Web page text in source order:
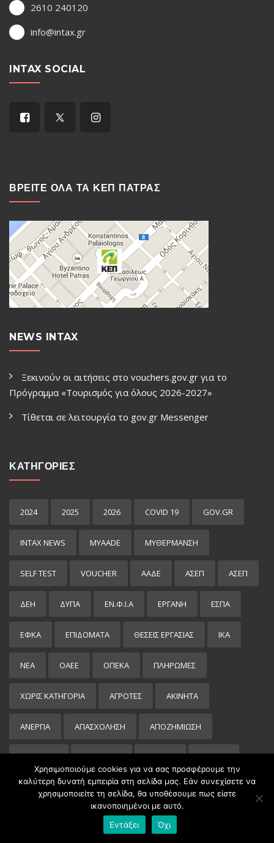
2610 240120
info@intax.gr
INTAX SOCIAL
ΒΡΕΙΤΕ ΟΛΑ ΤΑ ΚΕΠ ΠΑΤΡΑΣ
NEWS INTAX
Ξεκινούν οι αιτήσεις στο vouchers.gov.gr για το
Πρόγραμμα «Τουρισμός για όλους 2026-2027»
Τίθεται σε λειτουργία το gov.gr Μessenger
ΚΑΤΗΓΟΡΙΕΣ
2024 2025 2026 COVID 19 GOV.GR
INTAX NEWS MYAADE MYΘΈΡΜΑΝΣΗ
SELF TEST VOUCHER ΑΑΔΕ ΑΣΕΠ ΑΣΕΠ
ΔΕΗ ΔΥΠΑ ΕΝ.Φ.Ι.Α ΕΡΓΑΝΗ ΕΣΠΑ
ΕΦΚΑ ΕΠΙΔΌΜΑΤΑ ΘΕΣΕΙΣ ΕΡΓΑΣΙΑΣ ΙΚΑ
ΝΕΑ ΟΑΕΕ ΟΠΕΚΑ ΠΛΗΡΩΜΕΣ
ΧΩΡΊΣ ΚΑΤΗΓΟΡΊΑ ΑΓΡΟΤΕΣ ΑΚΙΝΗΤΑ
ΑΝΕΡΓΙΑ ΑΠΑΣΧΟΛΗΣΗ ΑΠΟΖΗΜΙΩΣΗ
ΑΣΦΑΛΙΣΗ ΕΙΣΌΔΗΜΑ ΕΝΟΙΚΙΑ ΕΦΟΡΙΑ
ΚΟΙΝΩΝΙΚΟΣ ΤΟΥΡΙΣΜΟΣ ΟΑΕΔ ΟΧΗΜΑΤΑ
ΠΑΡΑΤΑΣΕΙΣ-ΠΡΟΘΕΣΜΙΕΣ ΠΡΟΚΉΡΥΞΗ
Χρησιμοποιούμε cookies για να σας προσφέρουμε την
καλύτερη δυνατή εμπειρία στη σελίδα μας. Εάν συνεχίσετε να
χρησιμοποιείτε τη σελίδα, θα υποθέσουμε πως είστε
ικανοποιημένοι με αυτό.
Εντάξει
Όχι